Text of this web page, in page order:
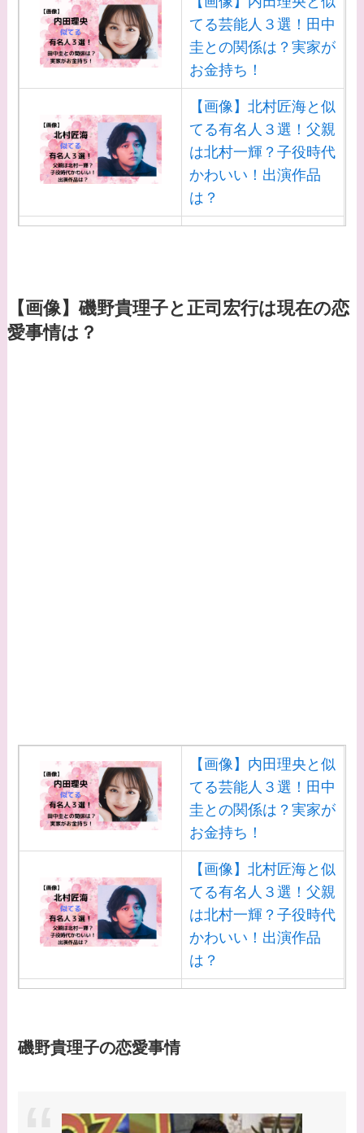
てる芸能人３選！田中
圭との関係は？実家が
お金持ち！
【画像】北村匠海と似
てる有名人３選！父親
は北村一輝？子役時代
かわいい！出演作品
は？
ーズ出身？
てる？
【画像】野呂佳代と似
てる有名人３選！AKB
時代痩せていた？旦那
との馴れ初めは？
【画像】柴咲コウと似
てる女優３選！結婚し
て旦那がいる？北海道
のどこに住んでる？
【画像】中谷美紀と似
【画像】磯野貴理子と正司宏行は現在の恋
愛事情は？
【画像】内田理央と似
てる芸能人３選！田中
圭との関係は？実家が
お金持ち！
【画像】北村匠海と似
てる有名人３選！父親
は北村一輝？子役時代
かわいい！出演作品
は？
系図・家族構成は？嫁
磯野貴理子の恋愛事情